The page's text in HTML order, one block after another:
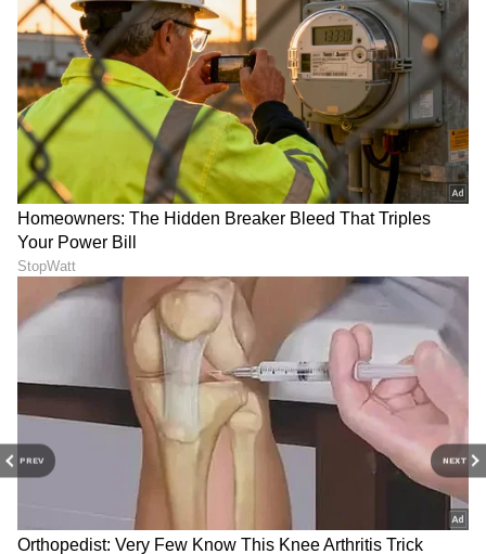
PREV NEXT
ಮೆಟ್ರೋ ಲಿಫ್ಟ್‌ನಲ್ಲೇ
ಮೂತ್ರವಿಸರ್ಜನೆ ಮಾಡಿದ ವೃದ್ಧ,
ವಿಡಿಯೋ ವೈರಲ್ ಆಗುತ್ತಿದ್ದಂತೆ
ಛೀ ಛೀ ಎಂದ ಜನರು
ಕೇರಳ ಸಿಎಂ ಆಗಿ ವಿಡಿ ಸತೀಶನ್
ಪ್ರಮಾವಚನ, ನೂಕುನುಗ್ಗಲಿನಲ್ಲಿ
ಶಾಸಕರಿಗೂ ಸಿಗದ ಸೀಟು
ಸಸರಾಂ ಪಾಟ್ನಾ ಪ್ರಯಾಣಿಕರ
ರೈಲು ಹೊರಡ್ತಿದ್ದಂತೆ ಹೊತ್ತಿ
ಉರಿದ ಬೋಗಿ, ರೈಲು
ನಿಲ್ದಾಣದಲ್ಲೇ ಘಟನೆ
ಬಂದಿದ್ದು ಭಯೋತ್ಪಾದನೆಗೆ,
ಮಾಡಿಸಿಕೊಂಡಿದ್ದು ಕೂದಲು ಕಸಿ!
NIA ವಿಚಾರಣೆಯಲ್ಲಿ ಉಗ್ರ
ಮಾಹಿತಿ